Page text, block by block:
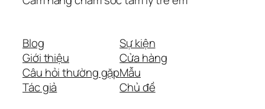
Blog
Giới thiệu
Câu hỏi thường gặp
Tác giả
Sự kiện
Cửa hàng
Mẫu
Chủ đề